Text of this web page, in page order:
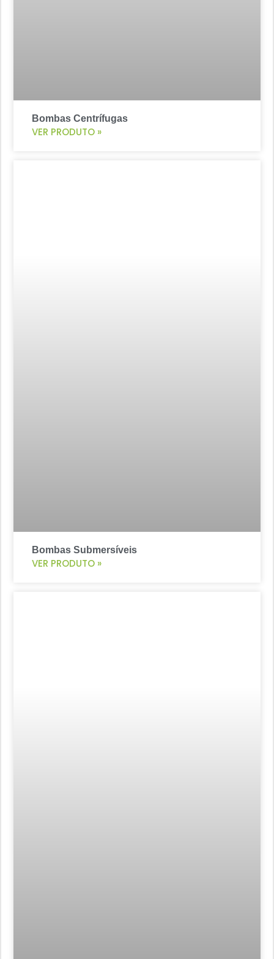
Bombas Centrífugas
VER PRODUTO »
Bombas Submersíveis
VER PRODUTO »